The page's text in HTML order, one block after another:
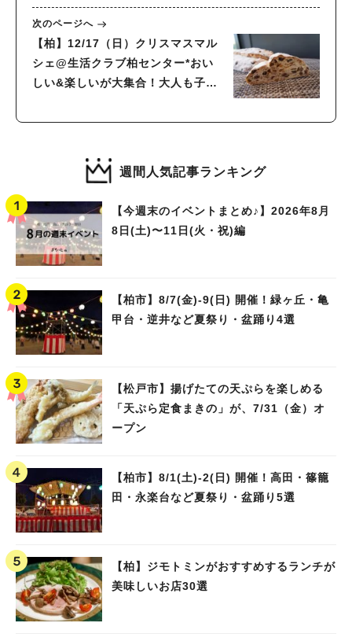
次のページへ
【柏】12/17（日）クリスマスマル
シェ@生活クラブ柏センター*おい
しい&楽しいが大集合！大人も子ど
週間人気記事ランキング
【今週末のイベントまとめ♪】2026年8月
8日(土)〜11日(火・祝)編
【柏市】8/7(金)‐9(日) 開催！緑ヶ丘・亀
甲台・逆井など夏祭り・盆踊り4選
【松戸市】揚げたての天ぷらを楽しめる
「天ぷら定食まきの」が、7/31（金）オ
ープン
【柏市】8/1(土)‐2(日) 開催！高田・篠籠
田・永楽台など夏祭り・盆踊り5選
【柏】ジモトミンがおすすめするランチが
美味しいお店30選